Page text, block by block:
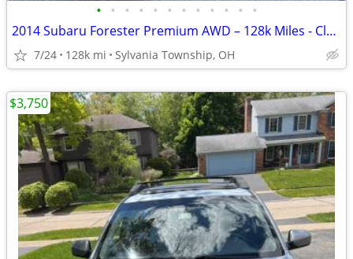
• • • • • • • • • • • •
2014 Subaru Forester Premium AWD – 128k Miles - Clean Title
7/24 128k mi Sylvania Township, OH
$3,750